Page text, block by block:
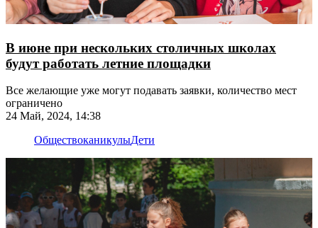
В июне при нескольких столичных школах
будут работать летние площадки
Все желающие уже могут подавать заявки, количество мест
ограничено
24 Май, 2024, 14:38
ОбществоканикулыДети